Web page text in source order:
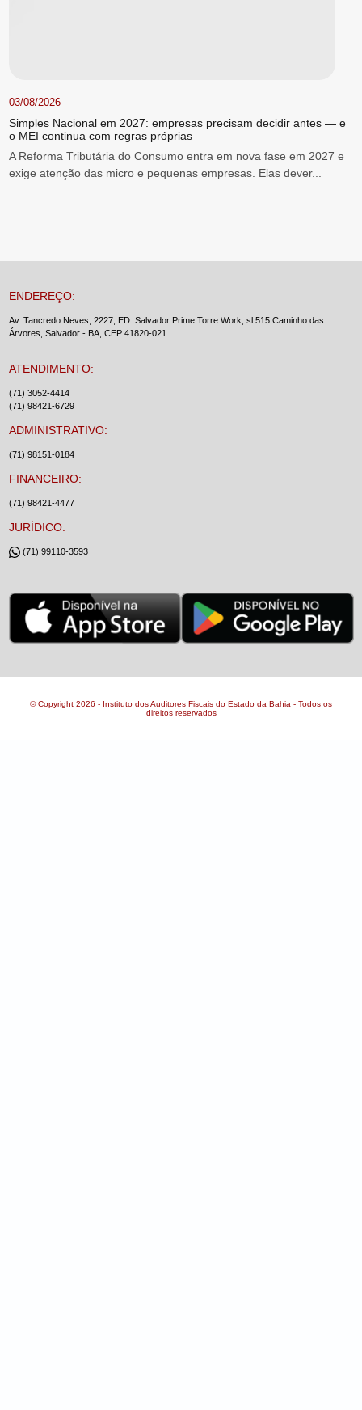
03/08/2026
Simples Nacional em 2027: empresas precisam decidir antes — e
o MEI continua com regras próprias
A Reforma Tributária do Consumo entra em nova fase em 2027 e
exige atenção das micro e pequenas empresas. Elas dever...
ENDEREÇO:
Av. Tancredo Neves, 2227, ED. Salvador Prime Torre Work, sl 515 Caminho das
Árvores, Salvador - BA, CEP 41820-021
ATENDIMENTO:
(71) 3052-4414
(71) 98421-6729
ADMINISTRATIVO:
(71) 98151-0184
FINANCEIRO:
(71) 98421-4477
JURÍDICO:
(71) 99110-3593
© Copyright 2026 - Instituto dos Auditores Fiscais do Estado da Bahia - Todos os
direitos reservados